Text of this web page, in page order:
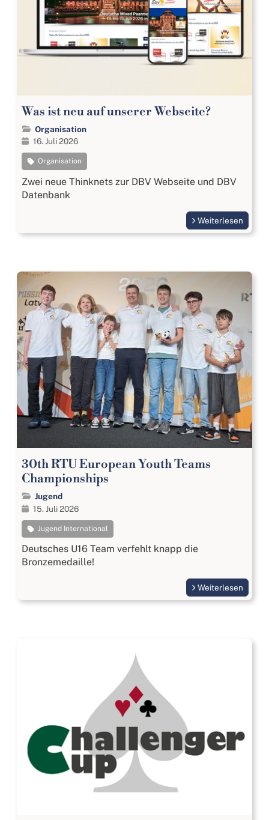
Was ist neu auf unserer Webseite?
Organisation
16. Juli 2026
Organisation
Zwei neue Thinknets zur DBV Webseite und DBV
Datenbank
Weiterlesen
30th RTU European Youth Teams
Championships
Jugend
15. Juli 2026
Jugend International
Deutsches U16 Team verfehlt knapp die
Bronzemedaille!
Weiterlesen